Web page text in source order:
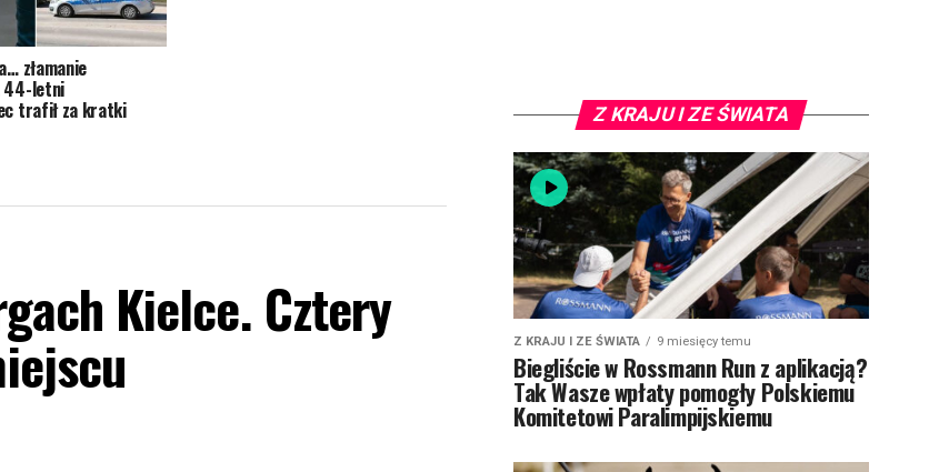
złamanie
44-letni
trafił za kratki
Kielce. Cztery
Z KRAJU I ZE ŚWIATA
Z KRAJU I ZE ŚWIATA 9 miesięcy temu
Biegliście w Rossmann Run z aplikacją?
Tak Wasze wpłaty pomogły Polskiemu
Komitetowi Paralimpijskiemu